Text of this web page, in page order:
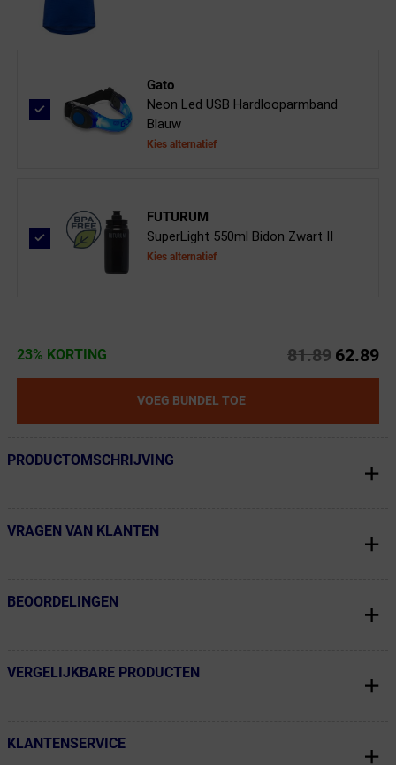
Gato
Neon Led USB Hardlooparmband
Blauw
Kies alternatief
FUTURUM
SuperLight 550ml Bidon Zwart II
Kies alternatief
23% KORTING 81.89 62.89
VOEG BUNDEL TOE
← Terug naar productnavigatie
PRODUCTOMSCHRIJVING
← Terug naar productnavigatie
VRAGEN VAN KLANTEN
← Terug naar productnavigatie
BEOORDELINGEN
← Terug naar productnavigatie
VERGELIJKBARE PRODUCTEN
← Terug naar productnavigatie
KLANTENSERVICE